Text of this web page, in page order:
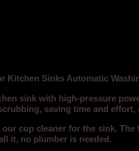
Kitchen Sinks Automatic
sink with high-pressure
saving time and
cup cleaner for the sink.
it, no plumber is needed.